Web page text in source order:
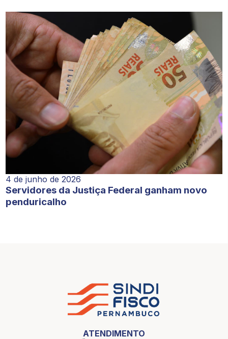
4 de junho de 2026
Servidores da Justiça Federal ganham novo
penduricalho
ATENDIMENTO